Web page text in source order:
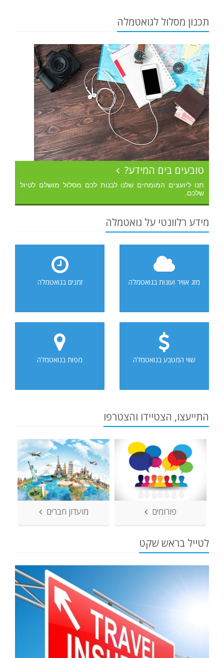
תכנון מסלול לגואטמלה
טובעים בים המידע?
תנו ליועצים המומחים שלנו לבנות לכם מסלול מושלם לטיול
שלכם.
מידע רלוונטי על גואטמלה
מזג אוויר ועונות בגואטמלה זמנים בגואטמלה
שווי המטבע בגואטמלה מפות בגואטמלה
התייעצו, הצטיידו והצטרפו
פורומים מועדון חברים
לטייל בראש שקט